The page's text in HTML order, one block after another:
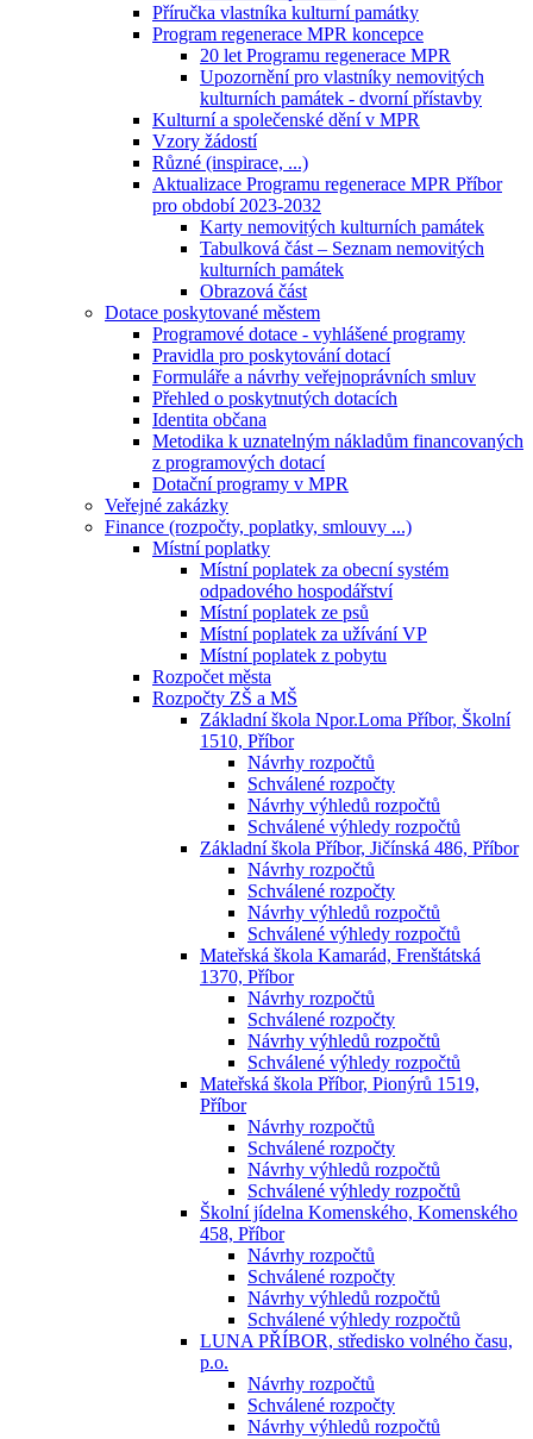
Příručka vlastníka kulturní památky
Program regenerace MPR koncepce
20 let Programu regenerace MPR
Upozornění pro vlastníky nemovitých
kulturních památek - dvorní přístavby
Kulturní a společenské dění v MPR
Vzory žádostí
Různé (inspirace, ...)
Aktualizace Programu regenerace MPR Příbor
pro období 2023-2032
Karty nemovitých kulturních památek
Tabulková část – Seznam nemovitých
kulturních památek
Obrazová část
Dotace poskytované městem
Programové dotace - vyhlášené programy
Pravidla pro poskytování dotací
Formuláře a návrhy veřejnoprávních smluv
Přehled o poskytnutých dotacích
Identita občana
Metodika k uznatelným nákladům financovaných
z programových dotací
Dotační programy v MPR
Veřejné zakázky
Finance (rozpočty, poplatky, smlouvy ...)
Místní poplatky
Místní poplatek za obecní systém
odpadového hospodářství
Místní poplatek ze psů
Místní poplatek za užívání VP
Místní poplatek z pobytu
Rozpočet města
Rozpočty ZŠ a MŠ
Základní škola Npor.Loma Příbor, Školní
1510, Příbor
Návrhy rozpočtů
Schválené rozpočty
Návrhy výhledů rozpočtů
Schválené výhledy rozpočtů
Základní škola Příbor, Jičínská 486, Příbor
Návrhy rozpočtů
Schválené rozpočty
Návrhy výhledů rozpočtů
Schválené výhledy rozpočtů
Mateřská škola Kamarád, Frenštátská
1370, Příbor
Návrhy rozpočtů
Schválené rozpočty
Návrhy výhledů rozpočtů
Schválené výhledy rozpočtů
Mateřská škola Příbor, Pionýrů 1519,
Příbor
Návrhy rozpočtů
Schválené rozpočty
Návrhy výhledů rozpočtů
Schválené výhledy rozpočtů
Školní jídelna Komenského, Komenského
458, Příbor
Návrhy rozpočtů
Schválené rozpočty
Návrhy výhledů rozpočtů
Schválené výhledy rozpočtů
LUNA PŘÍBOR, středisko volného času,
p.o.
Návrhy rozpočtů
Schválené rozpočty
Návrhy výhledů rozpočtů